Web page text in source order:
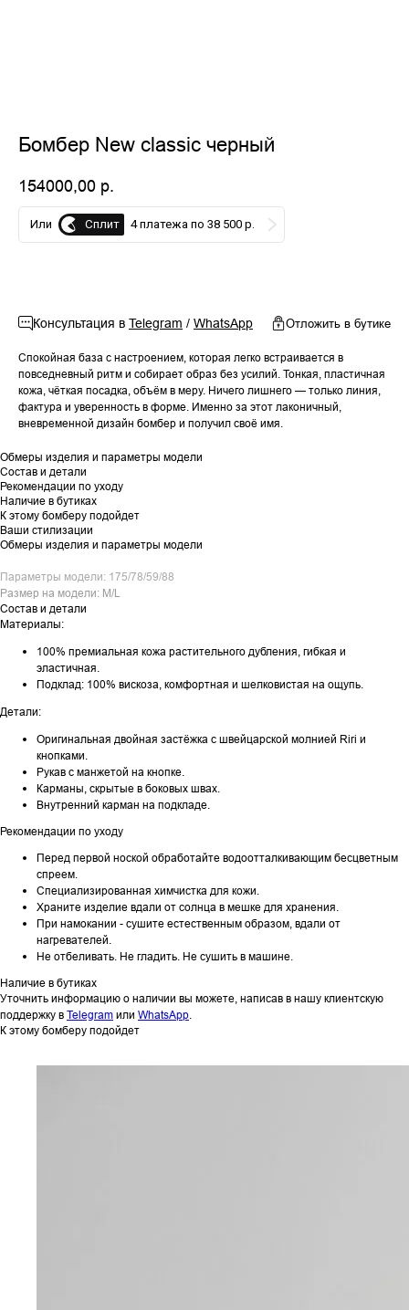
Бомбер New classic черный
154000,00 р.
Или Сплит 4 платежа по 38 500 р.
Консультация в Telegram / WhatsApp Отложить в бутике
Спокойная база с настроением, которая легко встраивается в
повседневный ритм и собирает образ без усилий. Тонкая, пластичная
кожа, чёткая посадка, объём в меру. Ничего лишнего — только линия,
фактура и уверенность в форме. Именно за этот лаконичный,
вневременной дизайн бомбер и получил своё имя.
Обмеры изделия и параметры модели
Состав и детали
Рекомендации по уходу
Наличие в бутиках
К этому бомберу подойдет
Ваши стилизации
Обмеры изделия и параметры модели
Параметры модели: 175/78/59/88
Размер на модели: M/L
Состав и детали
Материалы:
100% премиальная кожа растительного дубления, гибкая и
эластичная.
Подклад: 100% вискоза, комфортная и шелковистая на ощупь.
Детали:
Оригинальная двойная застёжка с швейцарской молнией Riri и
кнопками.
Рукав с манжетой на кнопке.
Карманы, скрытые в боковых швах.
Внутренний карман на подкладе.
Рекомендации по уходу
Перед первой ноской обработайте водоотталкивающим бесцветным
спреем.
Специализированная химчистка для кожи.
Храните изделие вдали от солнца в мешке для хранения.
При намокании - сушите естественным образом, вдали от
нагревателей.
Не отбеливать. Не гладить. Не сушить в машине.
Наличие в бутиках
Уточнить информацию о наличии вы можете, написав в нашу клиентскую
поддержку в Telegram или WhatsApp
К этому бомберу подойдет